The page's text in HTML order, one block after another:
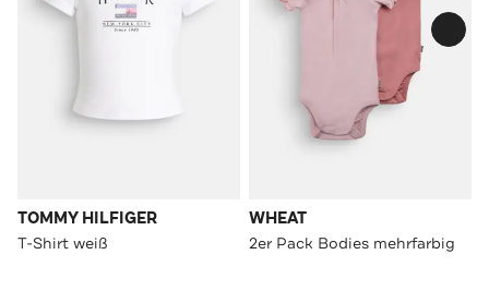
TOMMY HILFIGER
T-Shirt weiß
WHEAT
2er Pack Bodies mehrfarbig